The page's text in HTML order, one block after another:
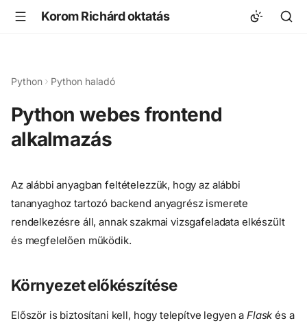
Korom Richárd oktatás
Python Python haladó
Python webes frontend
alkalmazás
Az alábbi anyagban feltételezzük, hogy az alábbi
tananyaghoz tartozó backend anyagrész ismerete
rendelkezésre áll, annak szakmai vizsgafeladata elkészült
és megfelelően működik.
Környezet előkészítése
Először is biztosítani kell, hogy telepítve legyen aFlask és a